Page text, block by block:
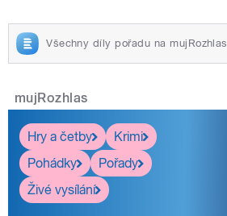
Všechny díly pořadu na mujRozhlas
mujRozhlas
Hry a četby
Krimi
Pohádky
Pořady
Živé vysílání